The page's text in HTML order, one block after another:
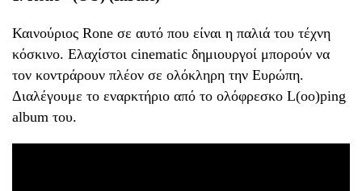
Καινούριος Rone σε αυτό που είναι η παλιά του τέχνη
κόσκινο. Ελαχίστοι cinematic δημιουργοί μπορούν να
τον κοντράρουν πλέον σε ολόκληρη την Ευρώπη.
Διαλέγουμε το εναρκτήριο από το ολόφρεσκο L(οο)ping
album του.